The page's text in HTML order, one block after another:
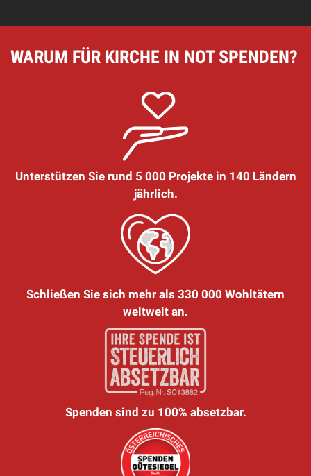
WARUM FÜR KIRCHE IN NOT SPENDEN?
Unterstützen Sie rund 5 000 Projekte in 140 Ländern
jährlich.
Schließen Sie sich mehr als 330 000 Wohltätern
weltweit an.
Spenden sind zu 100% absetzbar.